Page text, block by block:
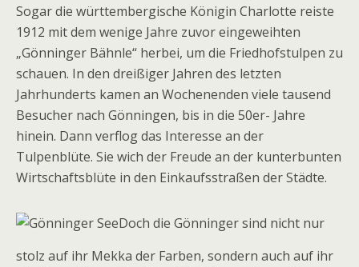
Sogar die württembergische Königin Charlotte reiste
1912 mit dem wenige Jahre zuvor eingeweihten
„Gönninger Bähnle“ herbei, um die Friedhofs­tulpen zu
schauen. In den dreißiger Jahren des letzten
Jahrhunderts kamen an Wochen­enden viele tausend
Besucher nach Gönningen, bis in die 50er- Jahre
hinein. Dann verflog das Interesse an der
Tulpenblüte. Sie wich der Freude an der kunterbunten
Wirtschaftsblüte in den Einkaufsstraßen der Städte.
Doch die Gönninger sind nicht nur
stolz auf ihr Mekka der Farben, sondern auch auf ihr